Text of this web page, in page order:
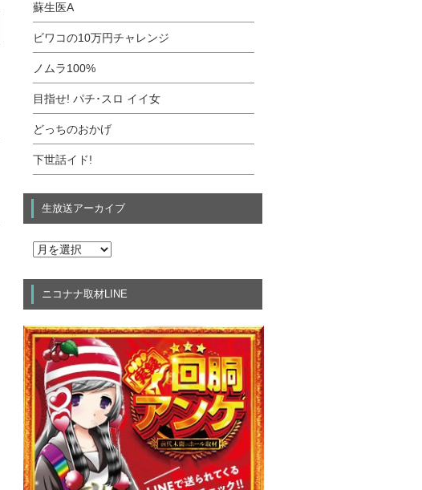
蘇生医A
ビワコの10万円チャレンジ
ノムラ100%
目指せ! パチ･スロ イイ女
どっちのおかげ
下世話イド!
生放送アーカイブ
ニコナナ取材LINE